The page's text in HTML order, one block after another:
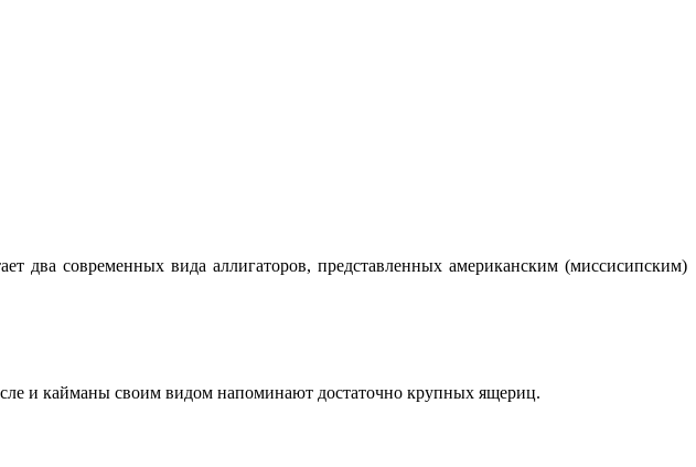
два современных вида аллигаторов, представленных американским (миссисипским)
и кайманы своим видом напоминают достаточно крупных ящериц.